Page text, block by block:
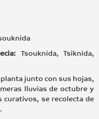
Tsouknida, Tsiknida,
junto con sus hojas,
lluvias de octubre y
curativos, se recolecta de